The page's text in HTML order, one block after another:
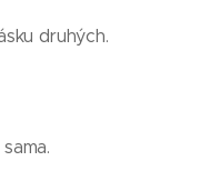
druhých.